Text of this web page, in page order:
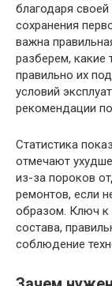
благодаря
сохранения
важна
разберем, какие
правильно их
условий
рекомендации
Статистика
отмечают
из-за пороков
ремонтов, если
образом. Ключ к
состава,
соблюдение